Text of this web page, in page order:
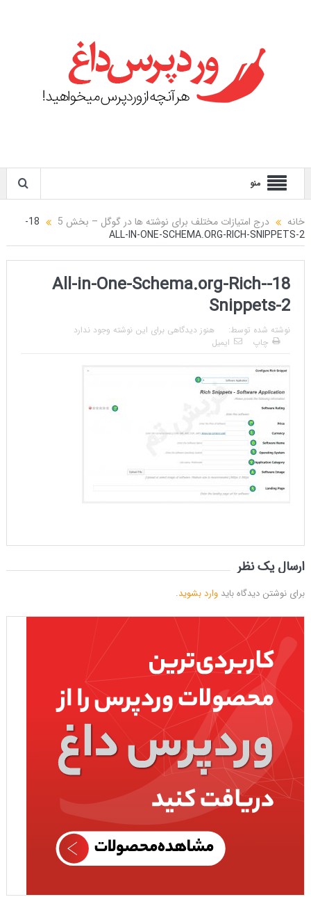
منو
خانه درج امتیازات مختلف برای نوشته ها در گوگل – بخش 5
18-
ALL-IN-ONE-SCHEMA.ORG-RICH-SNIPPETS-2
18-All-in-One-Schema.org-Rich-
Snippets-2
نوشته شده توسط:
هنوز دیدگاهی برای این نوشته وجود ندارد
چاپ
ایمیل
ارسال یک نظر
برای نوشتن دیدگاه باید وارد بشوید.